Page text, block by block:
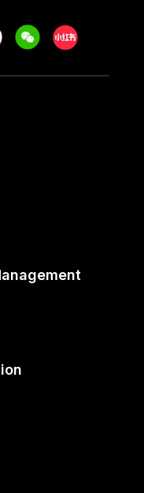
WeechatXiaohongshu/